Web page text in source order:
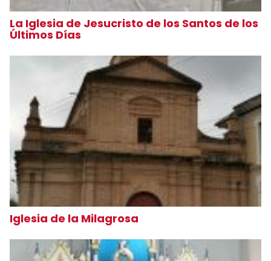
La Iglesia de Jesucristo de los Santos de los
Últimos Días
Iglesia de la Milagrosa